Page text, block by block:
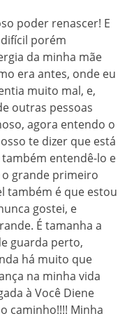
poder renascer! E
porém
da minha mãe
era antes, onde eu
muito mal, e,
outras pessoas
agora entendo o
te dizer que está
entendê-lo e
o grande primeiro
também é que estou
gostei, e
É tamanha a
guarda perto,
há muito que
na minha vida
à Você Diene
caminho!!!! Minha